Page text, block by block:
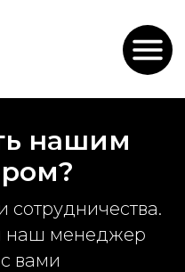
нашим
сотрудничества.
наш менеджер
вами